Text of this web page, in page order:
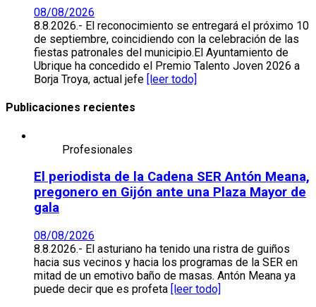
08/08/2026
8.8.2026.- El reconocimiento se entregará el próximo 10
de septiembre, coincidiendo con la celebración de las
fiestas patronales del municipio.El Ayuntamiento de
Ubrique ha concedido el Premio Talento Joven 2026 a
Borja Troya, actual jefe [leer todo]
Publicaciones recientes
Profesionales
El periodista de la Cadena SER Antón Meana,
pregonero en Gijón ante una Plaza Mayor de
gala
08/08/2026
8.8.2026.- El asturiano ha tenido una ristra de guiños
hacia sus vecinos y hacia los programas de la SER en
mitad de un emotivo baño de masas. Antón Meana ya
puede decir que es profeta [leer todo]